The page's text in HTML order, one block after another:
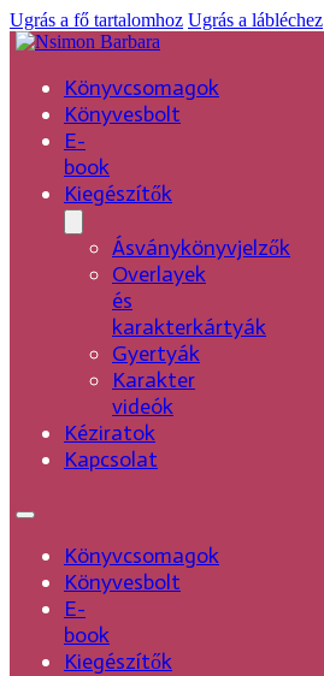
Ugrás a fő tartalomhoz Ugrás a lábléchez
Könyvcsomagok
Könyvesbolt
E-
book
Kiegészítők
Ásványkönyvjelzők
Overlayek
és
karakterkártyák
Gyertyák
Karakter
videók
Kéziratok
Kapcsolat
Könyvcsomagok
Könyvesbolt
E-
book
Kiegészítők